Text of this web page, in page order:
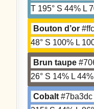
T 195° S 44% L
Bouton d’or
48° S 100% L
Brun taupe
26° S 14% L 44%
Cobalt